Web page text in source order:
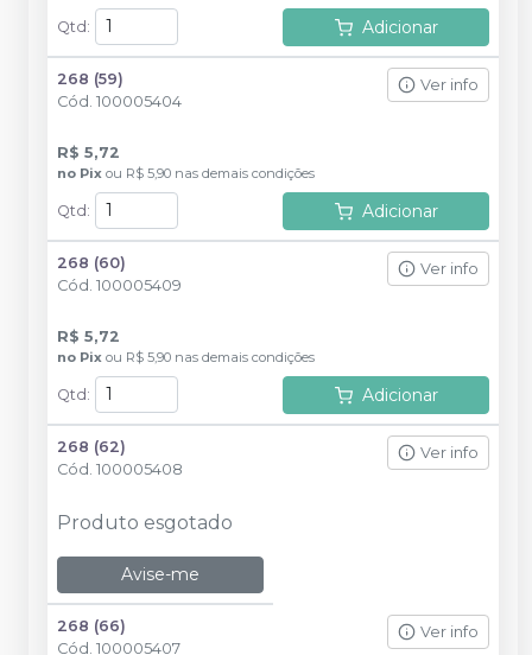
Qtd : Adicionar
268 (59)
Cód. 100005404
Ver info
R$ 5,72
no Pix ou R$ 5,90 nas demais condições
Qtd : Adicionar
268 (60)
Cód. 100005409
Ver info
R$ 5,72
no Pix ou R$ 5,90 nas demais condições
Qtd : Adicionar
268 (62)
Cód. 100005408
Ver info
Produto esgotado
Avise-me
268 (66)
Cód. 100005407
Ver info